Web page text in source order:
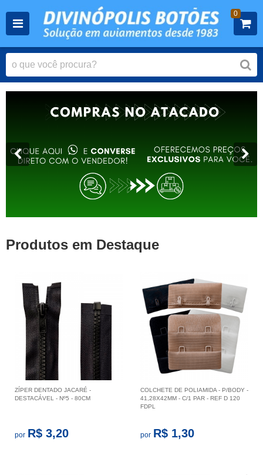
0
Produtos em Destaque
ZÍPER DENTADO JACARÉ -
DESTACÁVEL - Nº5 - 80CM
por R$ 3,20
COLCHETE DE POLIAMIDA - P/BODY -
41,28X42MM - C/1 PAR - REF D 120
FDPL
por R$ 1,30